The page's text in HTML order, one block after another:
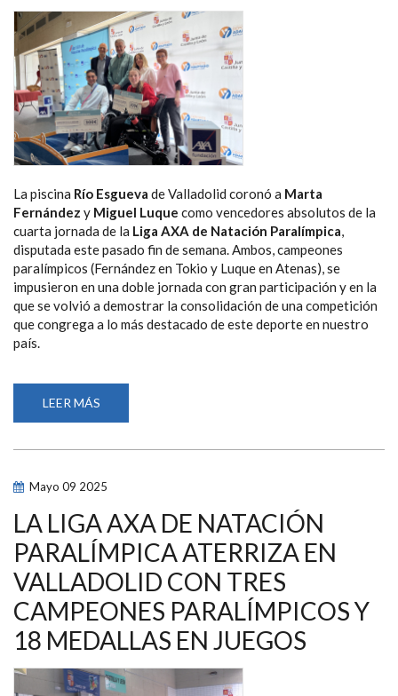
La piscina Río Esgueva de Valladolid coronó a Marta
Fernández y Miguel Luque como vencedores absolutos de la
cuarta jornada de la Liga AXA de Natación Paralímpica,
disputada este pasado fin de semana. Ambos, campeones
paralímpicos (Fernández en Tokio y Luque en Atenas), se
impusieron en una doble jornada con gran participación y en la
que se volvió a demostrar la consolidación de una competición
que congrega a lo más destacado de este deporte en nuestro
país.
LEER MÁS
CAMPEONES
MARTA
MIGUEL
REINAN
EN
CUARTA
JORNADA
DE
LA
LIGA
AXA,
VALLADOLID
Mayo 09 2025
LA LIGA AXA DE NATACIÓN
PARALÍMPICA ATERRIZA EN
VALLADOLID CON TRES
CAMPEONES PARALÍMPICOS Y
18 MEDALLAS EN JUEGOS